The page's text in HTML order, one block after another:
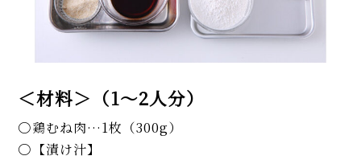
＜材料＞（1～2人分）
鶏むね肉…1枚（300g）
【漬け汁】